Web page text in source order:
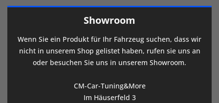
Showroom
Wenn Sie ein Produkt für Ihr Fahrzeug suchen, dass wir
nicht in unserem Shop gelistet haben, rufen sie uns an
oder besuchen Sie uns in unserem Showroom.
CM-Car-Tuning&More
Im Häuserfeld 3